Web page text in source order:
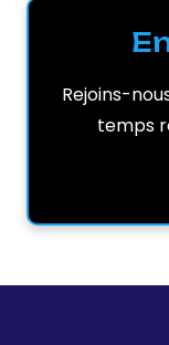
Rejoins-
temps